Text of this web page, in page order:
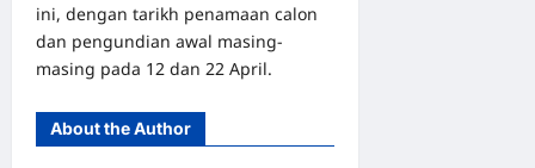
ini, dengan tarikh penamaan calon
dan pengundian awal masing-
masing pada 12 dan 22 April.
About the Author